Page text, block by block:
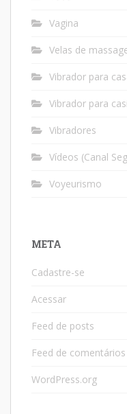
Vagina
Velas de
Vibrador para
Vibrador para casi
Vibradores
Vídeos (Canal
Voyeurismo
META
Cadastre-se
Acessar
Feed de posts
Feed de comentários
WordPress.org